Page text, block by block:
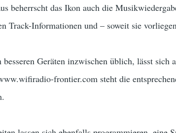
beherrscht das Ikon auch die
Track-Informationen und – soweit sie
Geräten inzwischen üblich, lässt sich
frontier.com steht die